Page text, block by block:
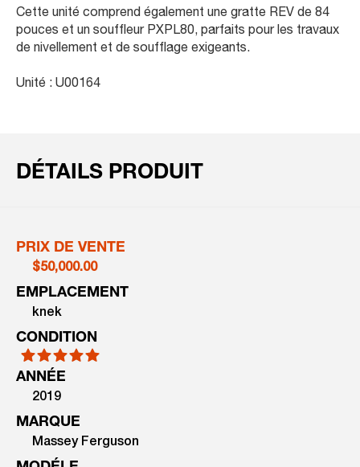
Cette unité comprend également une gratte REV de 84
pouces et un souffleur PXPL80, parfaits pour les travaux
de nivellement et de soufflage exigeants.
Unité : U00164
DÉTAILS PRODUIT
PRIX DE VENTE
$50,000.00
EMPLACEMENT
knek
CONDITION
ANNÉE
2019
MARQUE
Massey Ferguson